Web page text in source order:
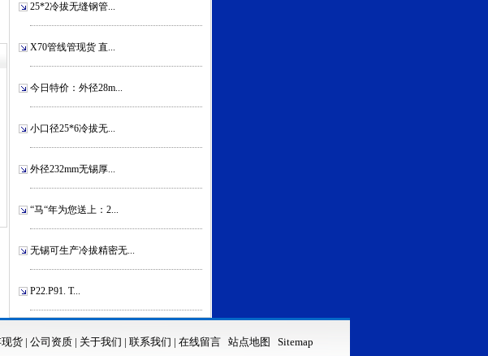
25*2冷拔无缝钢管...
X70管线管现货 直...
今日特价：外径28m...
小口径25*6冷拔无...
外径232mm无锡厚...
“马“年为您送上：2...
无锡可生产冷拔精密无...
P22.P91. T...
货 | 公司资质 | 关于我们 | 联系我们 | 在线留言 站点地图 Sitemap